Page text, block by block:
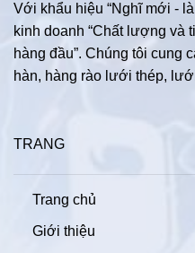
Với khẩu hiệu “Nghĩ mới -
kinh doanh “Chất lượng và
hàng đầu”. Chúng tôi cung
hàn, hàng rào lưới thép,
TRANG
Trang chủ
Giới thiệu